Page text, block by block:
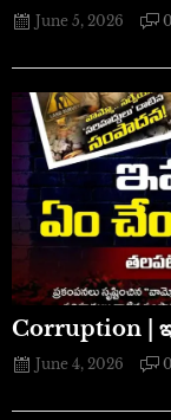
June 5, 2026 0
Corruption |
June 4, 2026 0